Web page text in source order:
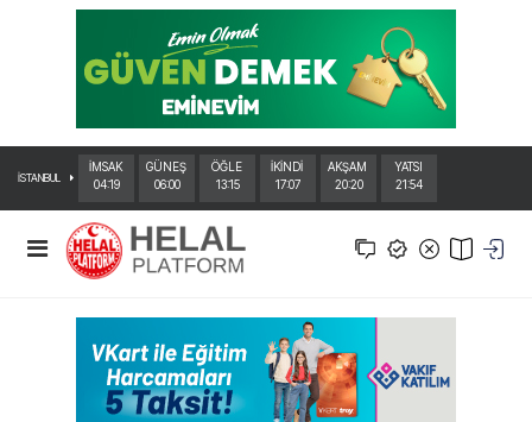
İSTANBUL
İMSAK
04:19
GÜNEŞ
06:00
ÖĞLE
13:15
İKİNDİ
17:07
AKŞAM
20:20
YATSI
21:54